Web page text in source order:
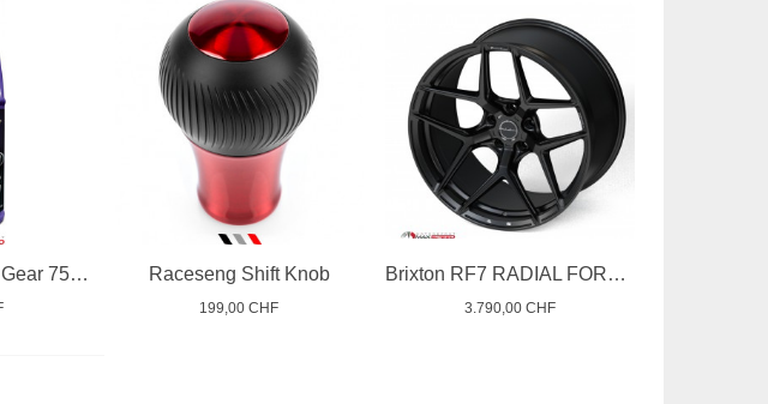
Royal Purple Max Gear 75W90 Raceseng Shift Knob
199,00 CHF
Brixton RF7 RADIAL FORGED
3.790,00 CHF